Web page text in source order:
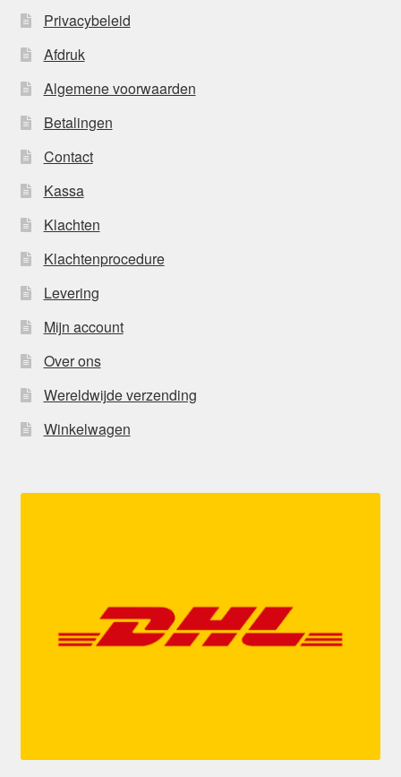
Privacybeleid
Afdruk
Algemene voorwaarden
Betalingen
Contact
Kassa
Klachten
Klachtenprocedure
Levering
Mijn account
Over ons
Wereldwijde verzending
Winkelwagen